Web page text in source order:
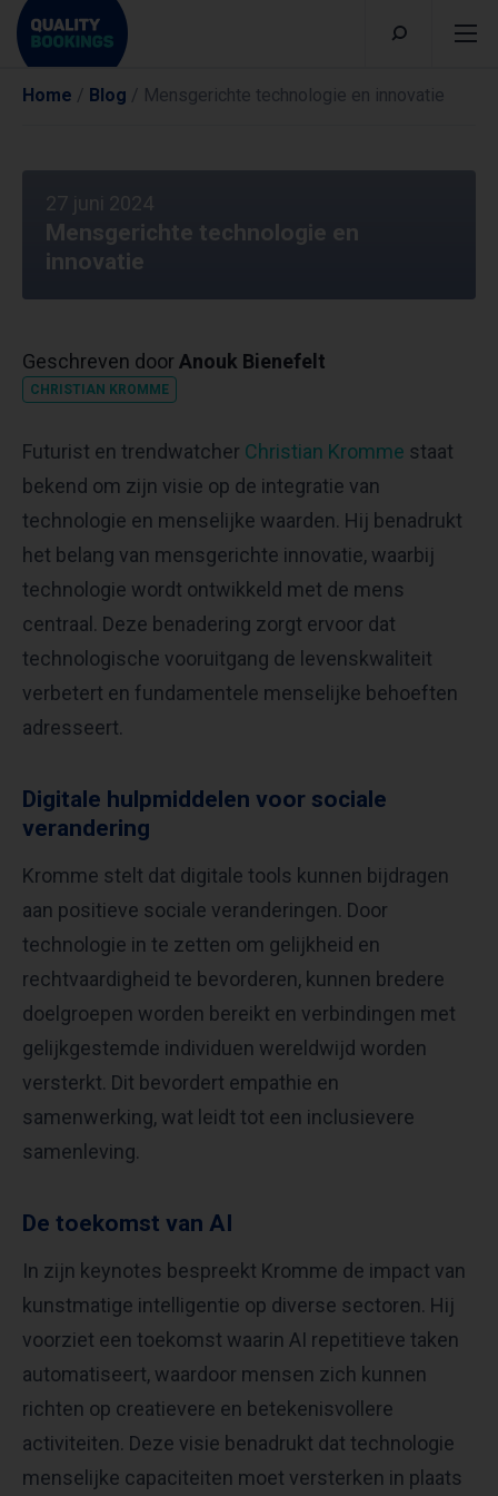
Home / Blog / Mensgerichte technologie en innovatie
27 juni 2024
Mensgerichte technologie en
innovatie
Geschreven door Anouk Bienefelt
CHRISTIAN KROMME
Futurist en trendwatcher Christian Kromme staat
bekend om zijn visie op de integratie van
technologie en menselijke waarden. Hij benadrukt
het belang van mensgerichte innovatie, waarbij
technologie wordt ontwikkeld met de mens
centraal. Deze benadering zorgt ervoor dat
technologische vooruitgang de levenskwaliteit
verbetert en fundamentele menselijke behoeften
adresseert. ​
Digitale hulpmiddelen voor sociale
verandering
Kromme stelt dat digitale tools kunnen bijdragen
aan positieve sociale veranderingen. Door
technologie in te zetten om gelijkheid en
rechtvaardigheid te bevorderen, kunnen bredere
doelgroepen worden bereikt en verbindingen met
gelijkgestemde individuen wereldwijd worden
versterkt. Dit bevordert empathie en
samenwerking, wat leidt tot een inclusievere
samenleving. ​
De toekomst van AI
In zijn keynotes bespreekt Kromme de impact van
kunstmatige intelligentie op diverse sectoren. Hij
voorziet een toekomst waarin AI repetitieve taken
automatiseert, waardoor mensen zich kunnen
richten op creatievere en betekenisvollere
activiteiten. Deze visie benadrukt dat technologie
menselijke capaciteiten moet versterken in plaats